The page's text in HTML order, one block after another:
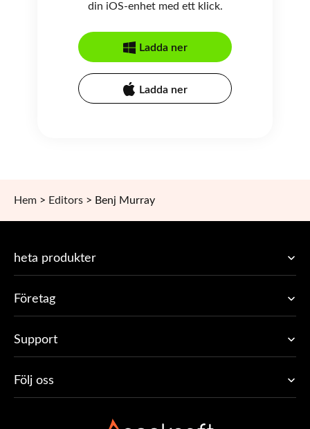
din iOS-enhet med ett klick.
Ladda ner
Ladda ner
Hem > Editors > Benj Murray
heta produkter
Företag
Support
Följ oss